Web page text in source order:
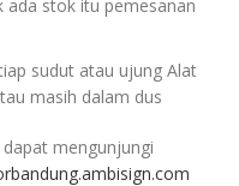
ada stok itu pemesanan
sudut atau ujung Alat
masih dalam dus
mengunjungi